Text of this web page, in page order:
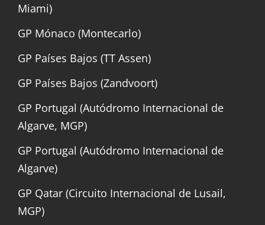
Miami)
GP Mónaco (Montecarlo)
GP Países Bajos (TT Assen)
GP Países Bajos (Zandvoort)
GP Portugal (Autódromo Internacional de
Algarve, MGP)
GP Portugal (Autódromo Internacional de
Algarve)
GP Qatar (Circuito Internacional de Lusail,
MGP)